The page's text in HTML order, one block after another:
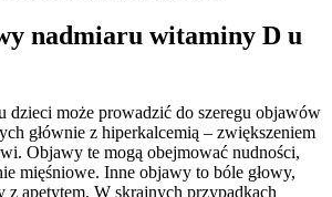
nadmiaru witaminy D u
dzieci może prowadzić do szeregu objawów
głównie z hiperkalcemią – zwiększeniem
Objawy te mogą obejmować nudności,
mięśniowe. Inne objawy to bóle głowy,
z apetytem. W skrajnych przypadkach